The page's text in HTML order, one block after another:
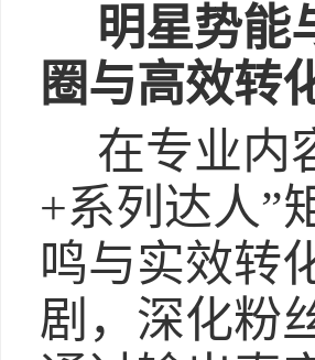
明星势能
圈与高效转
在专业内
+系列达人”
鸣与实效转
剧，深化粉